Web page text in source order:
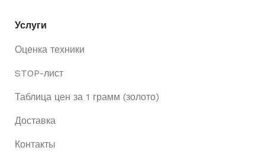
Услуги
Оценка техники
STOP-лист
Таблица цен за 1 грамм (золото)
Доставка
Контакты